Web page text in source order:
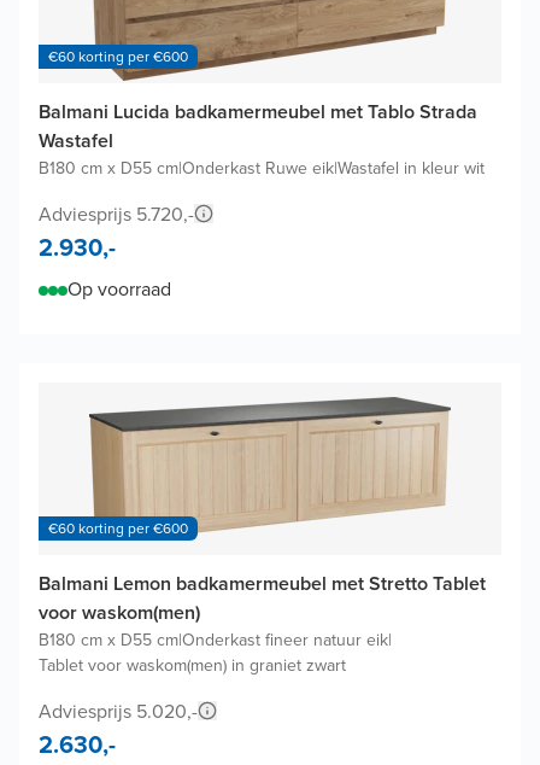
€60 korting per €600
Balmani Lucida badkamermeubel met Tablo Strada
Wastafel
B180 cm x D55 cm|Onderkast Ruwe eik|Wastafel in kleur wit
Adviesprijs 5.720,-
2.930,-
Op voorraad
€60 korting per €600
Balmani Lemon badkamermeubel met Stretto Tablet
voor waskom(men)
B180 cm x D55 cm|Onderkast fineer natuur eik|
Tablet voor waskom(men) in graniet zwart
Adviesprijs 5.020,-
2.630,-